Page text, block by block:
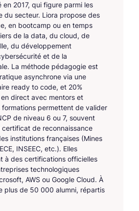
2017, qui figure parmi les
du secteur. Liora propose des
en bootcamp ou en temps
de la data, du cloud, de
du développement
et de la
La méthode pédagogie est
asynchrone via une
ready to code, et 20%
direct avec mentors et
formations permettent de valider
de niveau 6 ou 7, souvent
certificat de reconnaissance
institutions françaises (Mines
INSEEC, etc.). Elles
à des certifications officielles
technologiques
AWS ou Google Cloud. À
plus de 50 000 alumni, répartis